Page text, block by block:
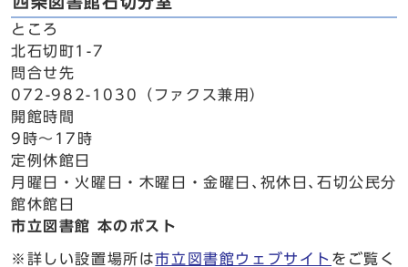
ところ
北石切町1-7
問合せ先
072-982-1030（ファクス兼用）
開館時間
9時～17時
定例休館日
月曜日・火曜日・木曜日・金曜日､祝休日､石切公民分
館休館日
市立図書館 本のポスト
※詳しい設置場所は市立図書館ウェブサイト をご覧く